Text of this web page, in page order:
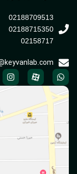
02188709513
02188715350
02158717
info@keyvanlab.com